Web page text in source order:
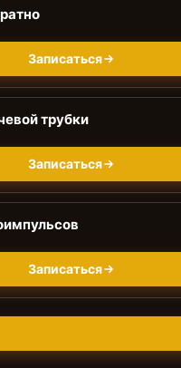
Записаться
трубки
Записаться
Записаться